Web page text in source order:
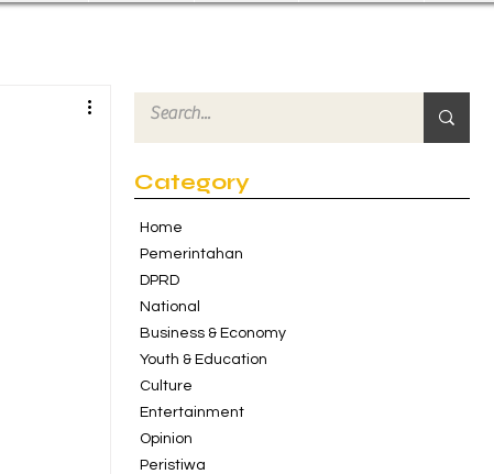
Category
Home
Pemerintahan
DPRD
National
Business & Economy
Youth & Education
Culture
Entertainment
Opinion
Peristiwa